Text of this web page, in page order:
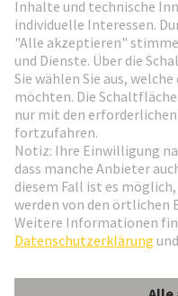
Weiter zur
Social Media
Österreich